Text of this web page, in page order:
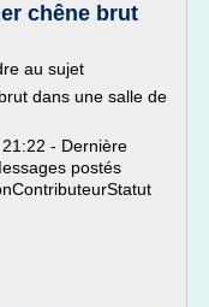
chêne brut
au sujet
dans une salle de
- Dernière
postés